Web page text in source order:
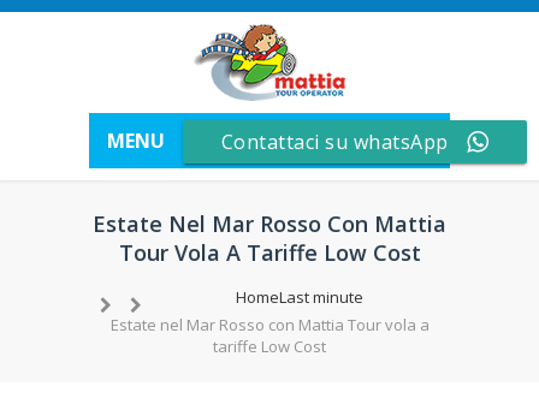
MENU
Estate Nel Mar Rosso Con Mattia
Tour Vola A Tariffe Low Cost
HomeLast minute
Estate nel Mar Rosso con Mattia Tour vola a
tariffe Low Cost
Contattaci su whatsApp